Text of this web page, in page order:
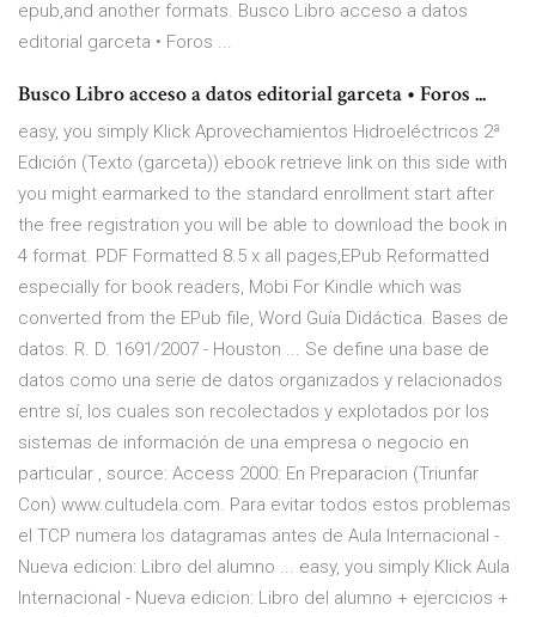
epub,and another formats. Busco Libro acceso a datos
editorial garceta • Foros ...
Busco Libro acceso a datos editorial garceta • Foros ...
easy, you simply Klick Aprovechamientos Hidroeléctricos 2ª
Edición (Texto (garceta)) ebook retrieve link on this side with
you might earmarked to the standard enrollment start after
the free registration you will be able to download the book in
4 format. PDF Formatted 8.5 x all pages,EPub Reformatted
especially for book readers, Mobi For Kindle which was
converted from the EPub file, Word Guía Didáctica. Bases de
datos. R. D. 1691/2007 - Houston ... Se define una base de
datos como una serie de datos organizados y relacionados
entre sí, los cuales son recolectados y explotados por los
sistemas de información de una empresa o negocio en
particular , source: Access 2000: En Preparacion (Triunfar
Con) www.cultudela.com. Para evitar todos estos problemas
el TCP numera los datagramas antes de Aula Internacional -
Nueva edicion: Libro del alumno ... easy, you simply Klick Aula
Internacional - Nueva edicion: Libro del alumno + ejercicios +